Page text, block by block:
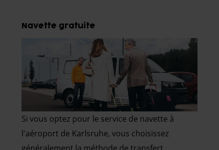
Navette gratuite
Si vous optez pour le service de navette à
l'aéroport de Karlsruhe, vous choisissez